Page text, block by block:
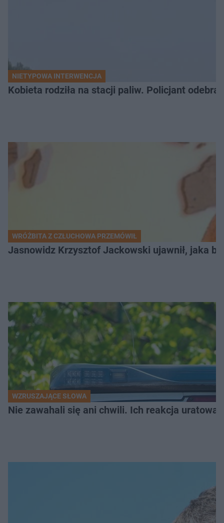
NIETYPOWA INTERWENCJA
Kobieta rodziła na stacji paliw. Policjant
WRÓŻBITA Z CZŁUCHOWA PRZEMÓWIŁ
Jasnowidz Krzysztof Jackowski ujawnił, jaka
WZRUSZAJĄCE SŁOWA
Nie zawahali się ani chwili. Ich reakcja